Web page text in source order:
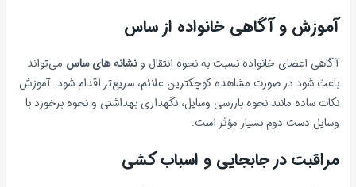
آموزش و آگاهی خانواده از ساس
آگاهی اعضای خانواده نسبت به نحوه انتقال ونشانه های ساس می‌تواند
باعث شود در صورت مشاهده کوچکترین علائم، سریع‌تر اقدام شود. آموزش
نکات ساده مانند نحوه بازرسی وسایل، نگهداری بهداشتی و نحوه برخورد با
وسایل دست دوم بسیار مؤثر است.
مراقبت در جابجایی و اسباب کشی